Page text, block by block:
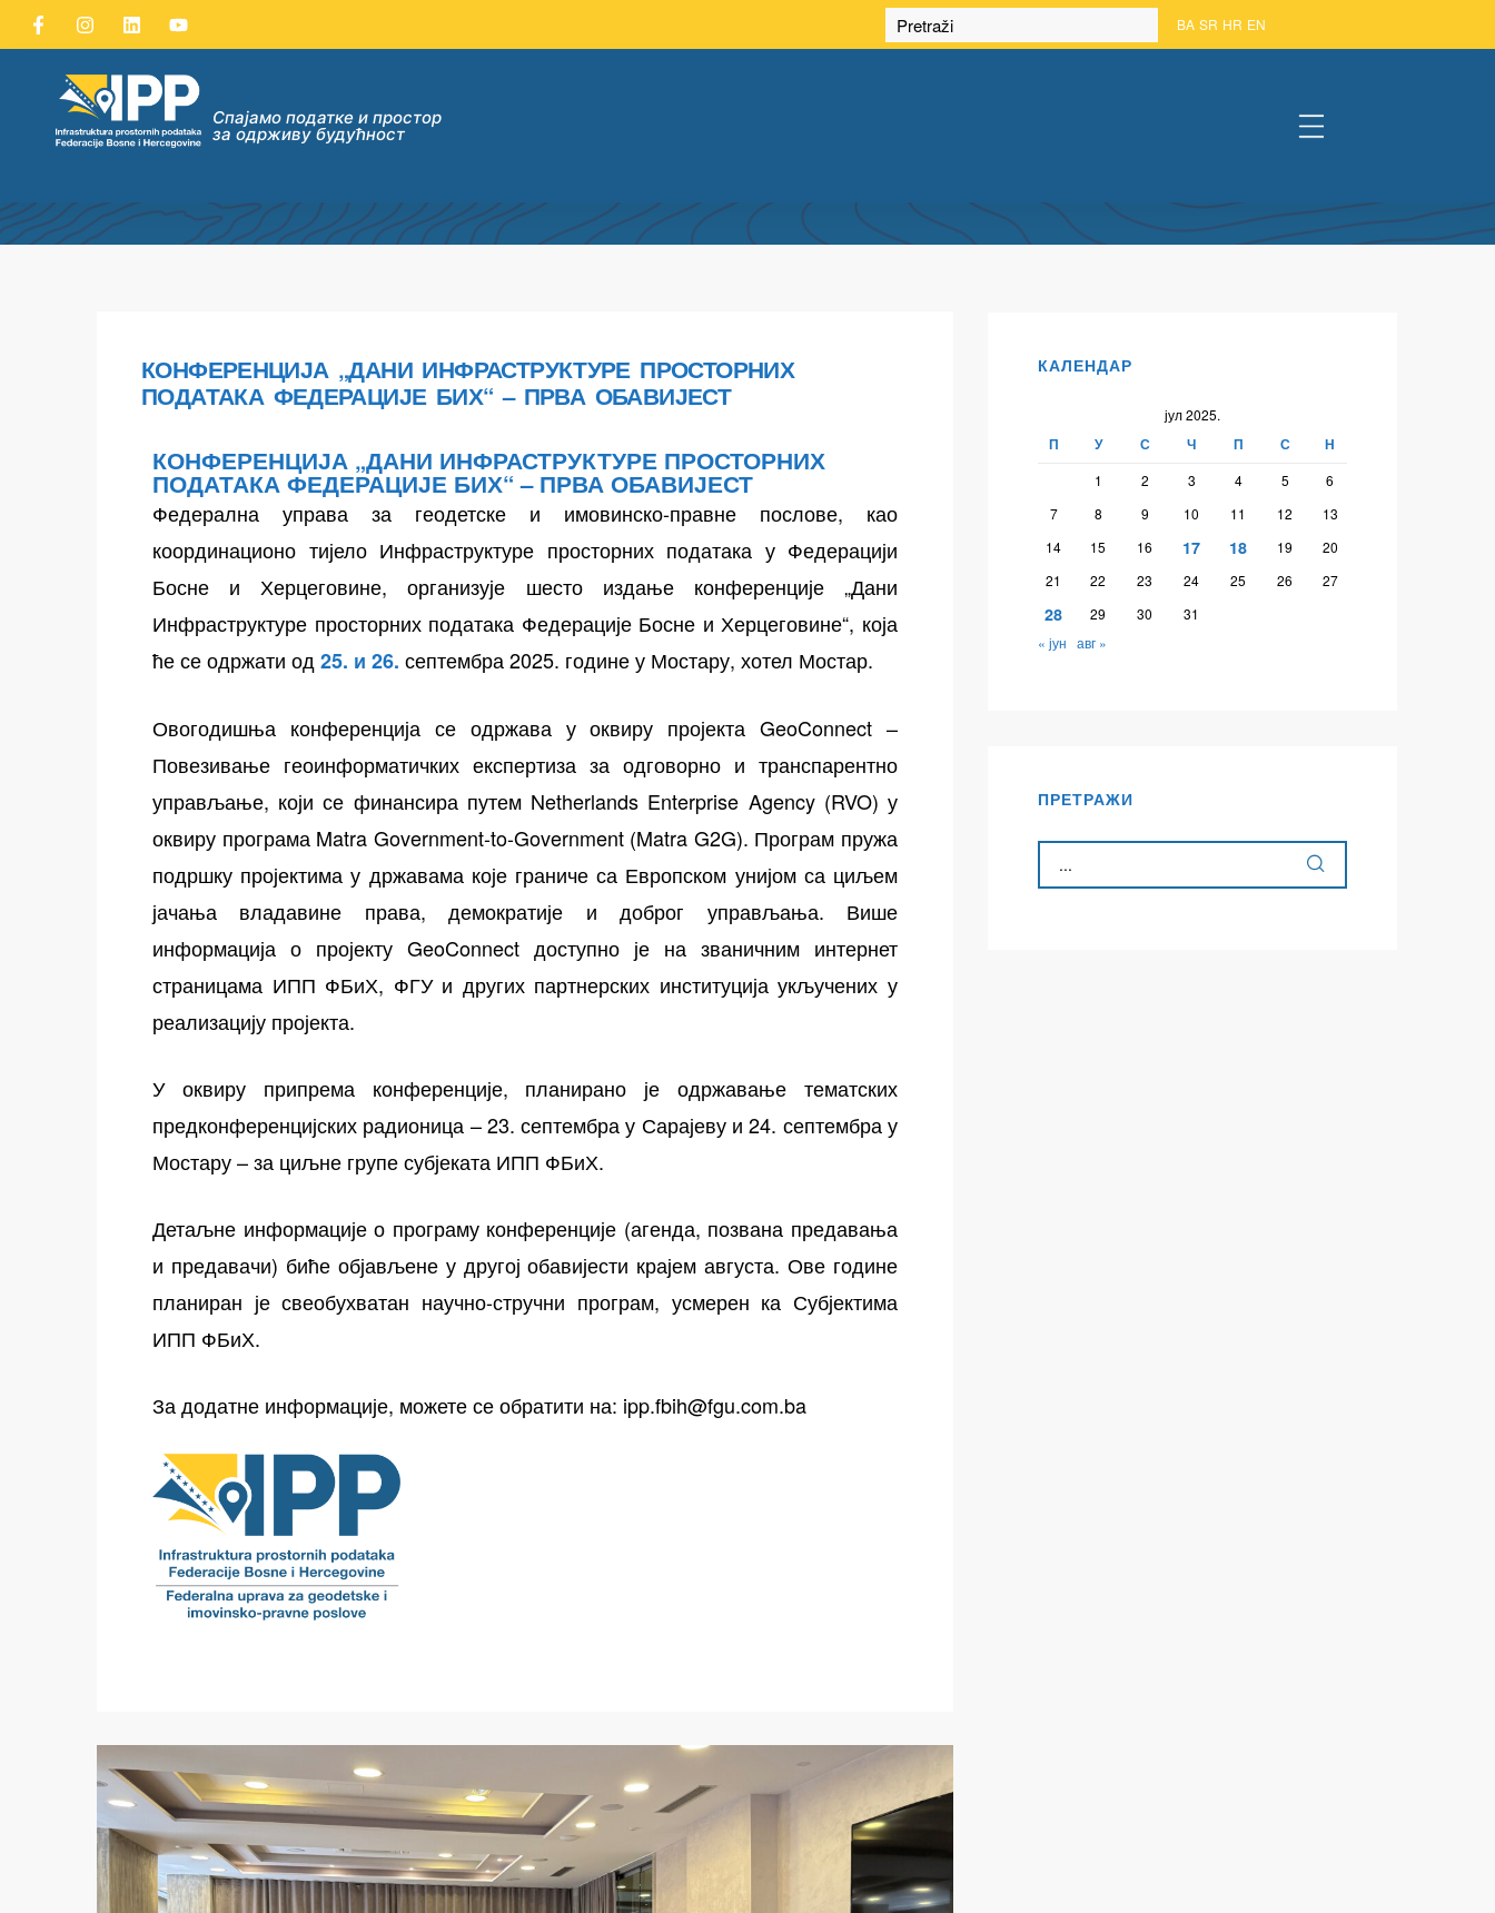
BA SR HR EN
Спајамо податке и простор
за одрживу будућност #
КОНФЕРЕНЦИЈА „ДАНИ ИНФРАСТРУКТУРЕ ПРОСТОРНИХ
ПОДАТАКА ФЕДЕРАЦИЈЕ БИХ“ – ПРВА ОБАВИЈЕСТ
КОНФЕРЕНЦИЈА „ДАНИ ИНФРАСТРУКТУРЕ ПРОСТОРНИХ
ПОДАТАКА ФЕДЕРАЦИЈЕ БИХ“ – ПРВА ОБАВИЈЕСТ
Федерална управа за геодетске и имовинско-правне послове, као
координационо тијело Инфраструктуре просторних података у Федерацији
Босне и Херцеговине, организује шесто издање конференције „Дани
Инфраструктуре просторних података Федерације Босне и Херцеговине“, која
ће се одржати од 25. и 26. септембра 2025. године у Мостару, хотел Мостар.
Овогодишња конференција се одржава у оквиру пројекта GeoConnect –
Повезивање геоинформатичких експертиза за одговорно и транспарентно
управљање, који се финансира путем Netherlands Enterprise Agency (RVO) у
оквиру програма Matra Government-to-Government (Matra G2G). Програм пружа
подршку пројектима у државама које граниче са Европском унијом са циљем
јачања владавине права, демократије и доброг управљања. Више
информација о пројекту GeoConnect доступно је на званичним интернет
страницама ИПП ФБиХ, ФГУ и других партнерских институција укључених у
реализацију пројекта.
У оквиру припрема конференције, планирано је одржавање тематских
предконференцијских радионица – 23. септембра у Сарајеву и 24. септембра у
Мостару – за циљне групе субјеката ИПП ФБиХ.
Детаљне информације о програму конференције (агенда, позвана предавања
и предавачи) биће објављене у другој обавијести крајем августа. Ове године
планиран је свеобухватан научно-стручни програм, усмерен ка Субјектима
ИПП ФБиХ.
За додатне информације, можете се обратити на: ipp.fbih@fgu.com.ba
КАЛЕНДАР
јул 2025.
П У С Ч П С Н
1 2 3 4 5
6
7
8 9 10 11 12
13
14
15 16 17 18 19
20
21
22 23 24 25 26 27
28 29 30
31
« јун авг »
ПРЕТРАЖИ